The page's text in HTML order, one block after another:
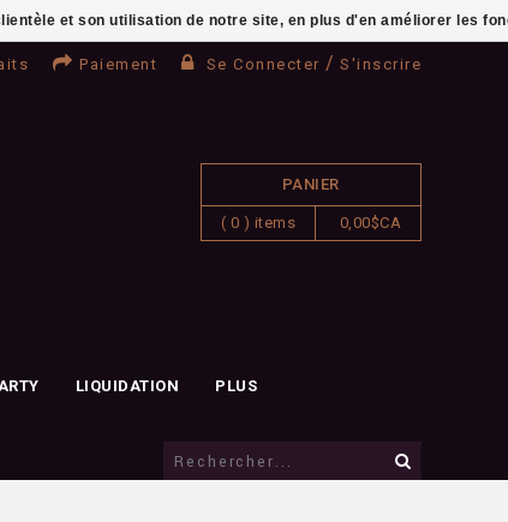
Paiement Se Connecter / S'inscrire
PANIER
( 0 ) items 0,00$CA
LIQUIDATION PLUS
et son utilisation de notre site, en plus d'en améliorer les